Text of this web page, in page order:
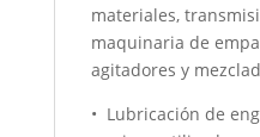
materiales,
maquinaria de
agitadores y
• Lubricación de